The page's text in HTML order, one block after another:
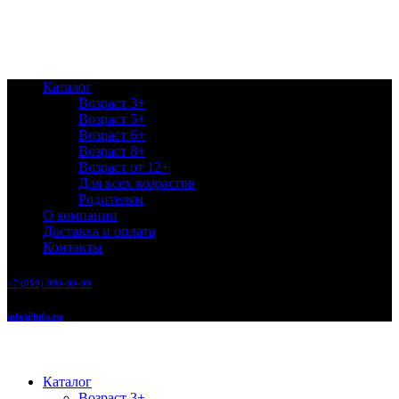
Каталог
Возраст 3+
Возраст 5+
Возраст 6+
Возраст 8+
Возраст от 12+
Для всех возрастов
Родителям
О компании
Доставка и оплата
Контакты
+7 (999) 999-99-99
info@info.ru
Каталог